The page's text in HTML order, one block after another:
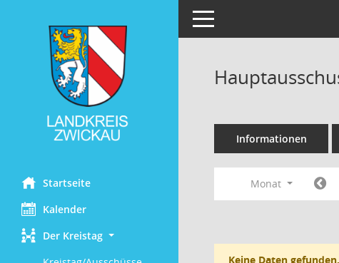
Startseite
Kalender
Der Kreistag
Toggle navigation
Informationen
Monat
Keine Daten gefunden.